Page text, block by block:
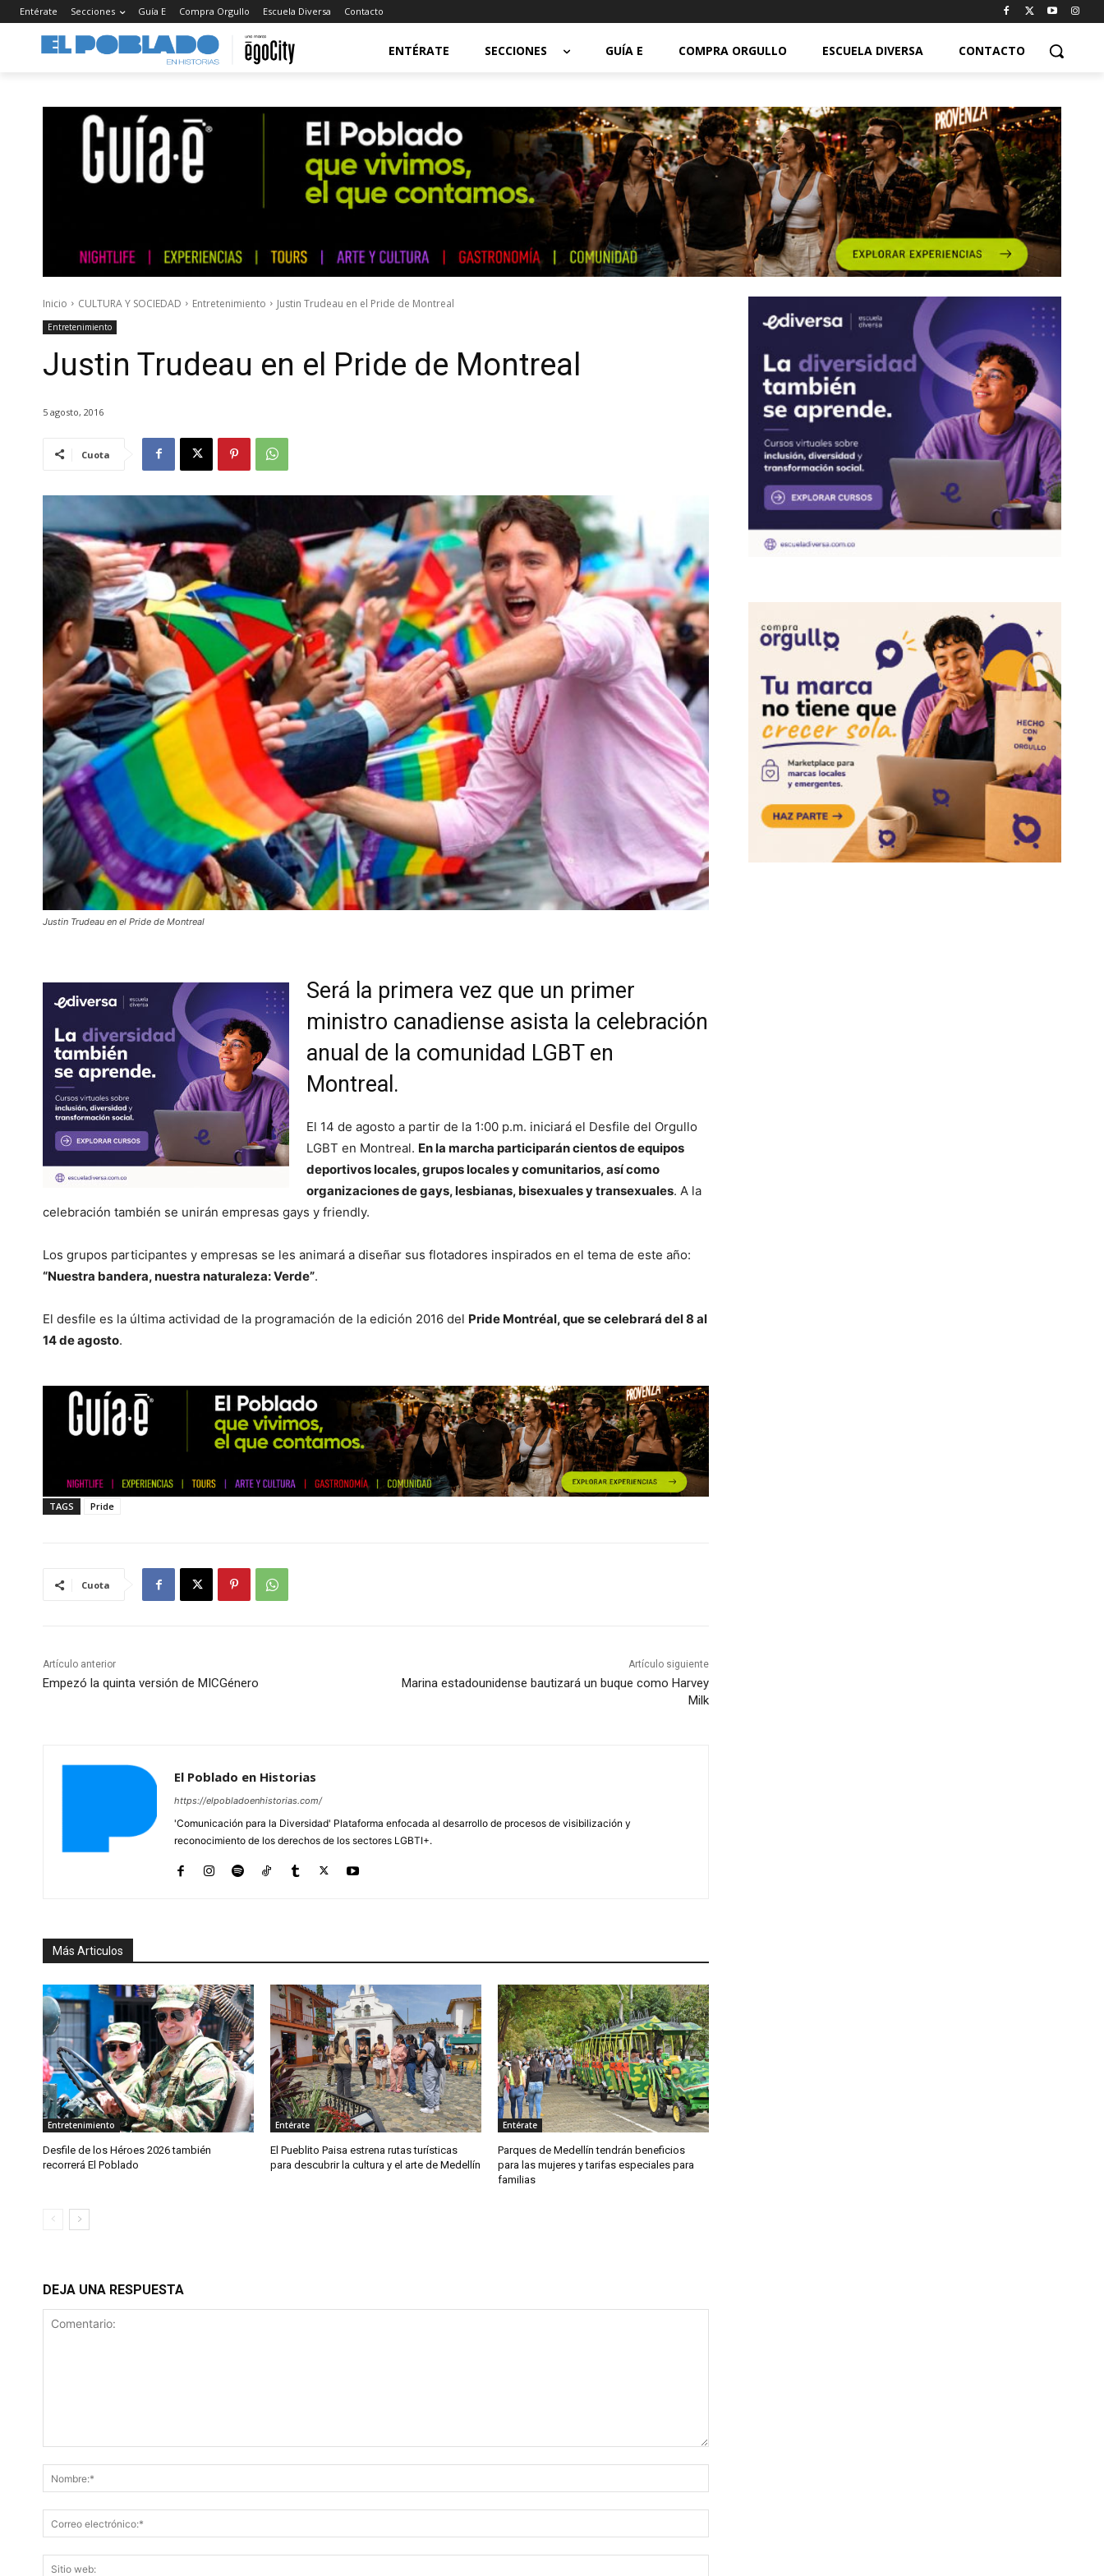
Entérate Secciones Guía E Compra Orgullo Escuela Diversa Contacto
ENTÉRATE SECCIONES GUÍA E COMPRA ORGULLO ESCUELA DIVERSA CONTACTO
Inicio CULTURA Y SOCIEDAD Entretenimiento Justin Trudeau en el Pride de Montreal
Entretenimiento
Justin Trudeau en el Pride de Montreal
5 agosto, 2016
Cuota
Justin Trudeau en el Pride de Montreal
Será la primera vez que un primer
ministro canadiense asista la celebración
anual de la comunidad LGBT en
Montreal.
El 14 de agosto a partir de la 1:00 p.m. iniciará el Desfile del Orgullo
LGBT en Montreal. En la marcha participarán cientos de equipos
deportivos locales, grupos locales y comunitarios, así como
organizaciones de gays, lesbianas, bisexuales y transexuales. A la
celebración también se unirán empresas gays y friendly.
Los grupos participantes y empresas se les animará a diseñar sus flotadores inspirados en el tema de este año:
“Nuestra bandera, nuestra naturaleza: Verde”.
El desfile es la última actividad de la programación de la edición 2016 del Pride Montréal, que se celebrará del 8 al
14 de agosto.
TAGS Pride
Cuota
Artículo anterior
Empezó la quinta versión de MICGénero
Artículo siguiente
Marina estadounidense bautizará un buque como Harvey
Milk
El Poblado en Historias
https://elpobladoenhistorias.com/
'Comunicación para la Diversidad' Plataforma enfocada al desarrollo de procesos de visibilización y
reconocimiento de los derechos de los sectores LGBTI+.
Más Articulos
Entretenimiento
Desfile de los Héroes 2026 también
recorrerá El Poblado
Entérate
El Pueblito Paisa estrena rutas turísticas
para descubrir la cultura y el arte de Medellín
Entérate
Parques de Medellín tendrán beneficios
para las mujeres y tarifas especiales para
familias
DEJA UNA RESPUESTA
electrónico:*